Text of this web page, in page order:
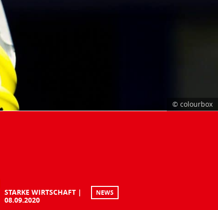
© colourbox
STARKE WIRTSCHAFT
08.09.2020
NEWS